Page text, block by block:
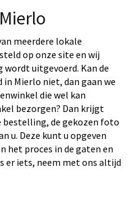
meerdere lokale
op onze site en wij
uitgevoerd. Kan de
Mierlo niet, dan gaan we
die wel kan
bezorgen? Dan krijgt
bestelling, de gekozen foto
u. Deze kunt u opgeven
het proces in de gaten en
er iets, neem met ons altijd